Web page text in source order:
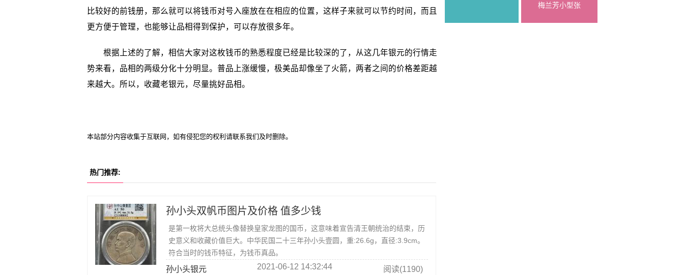
比较好的前钱册，那么就可以将钱币对号入座放在在相应的位置，这样子来就可以节约时间，而且
更方便于管理，也能够让品相得到保护，可以存放很多年。
根据上述的了解，相信大家对这枚钱币的熟悉程度已经是比较深的了，从这几年银元的行情走
势来看，品相的两级分化十分明显。普品上涨缓慢，极美品却像坐了火箭，两者之间的价格差距越
来越大。所以，收藏老银元，尽量挑好品相。
本站部分内容收集于互联网，如有侵犯您的权利请联系我们及时删除。
热门推荐:
孙小头双帆币图片及价格 值多少钱
是第一枚将大总统头像替换皇家龙图的国币，这意味着宣告清王朝统治的结束，历
史意义和收藏价值巨大。中华民国二十三年孙小头壹圆，重:26.6g，直径:3.9cm。
符合当时的钱币特征，为钱币真品。
孙小头银元 2021-06-12 14:32:44 阅读(1190)
梅兰芳小型张